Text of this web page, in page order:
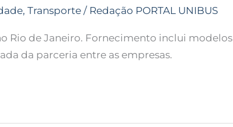
, Transporte / Redação PORTAL UNIBUS
Rio de Janeiro. Fornecimento inclui modelos
da parceria entre as empresas.